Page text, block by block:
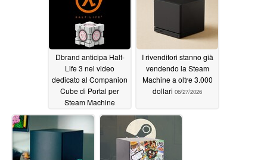
06/28/2026
Dbrand anticipa Half-
Life 3 nel video
dedicato al Companion
Cube di Portal per
Steam Machine
06/27/2026
I rivenditori stanno già
vendendo la Steam
Machine a oltre 3.000
dollari 06/27/2026